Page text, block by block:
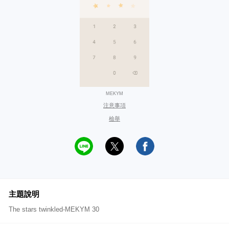
MEKYM
注意事項
檢舉
主題說明
The stars twinkled-MEKYM 30